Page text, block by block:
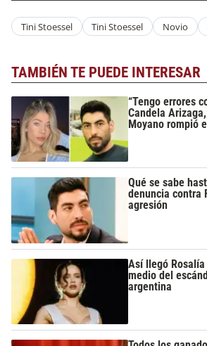
Tini Stoessel Tini Stoessel Novio
TAMBIÉN TE PUEDE INTERESAR
“Tengo errores
Candela
Moyano rompió
Qué se sabe
denuncia contra
agresión
Así llegó
medio del
argentina